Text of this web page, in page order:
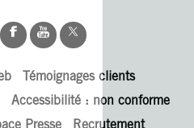
Témoignages clients
Accessibilité : non conforme
équipes